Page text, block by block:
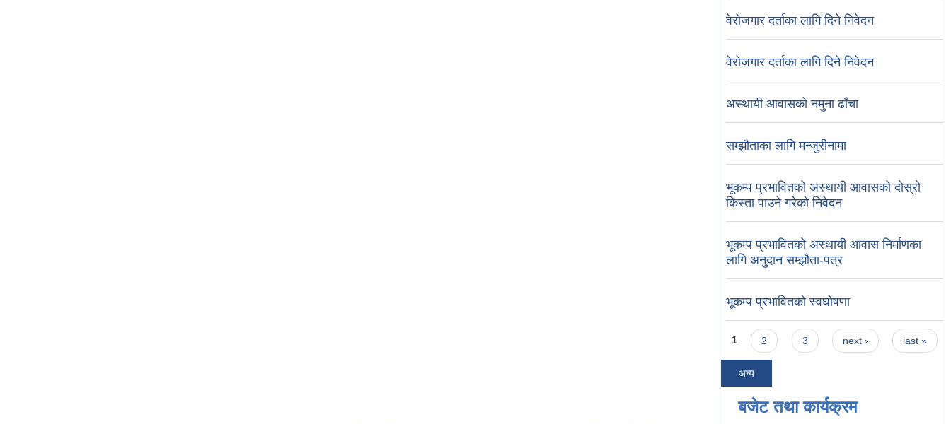
वेरोजगार दर्ताका लागि दिने निवेदन
वेरोजगार दर्ताका लागि दिने निवेदन
अस्थायी आवासको नमुना ढाँचा
सम्झौताका लागि मन्जुरीनामा
भूकम्प प्रभावितको अस्थायी आवासको दोस्रो
किस्ता पाउने गरेको निवेदन
भूकम्प प्रभावितको अस्थायी आवास निर्माणका
लागि अनुदान सम्झौता-पत्र
भूकम्प प्रभावितको स्वघोषणा
Pages
1 2 3 next › last »
अन्य
बजेट तथा कार्यक्रम